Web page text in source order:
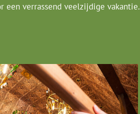
een verrassend veelzijdige vakantie.